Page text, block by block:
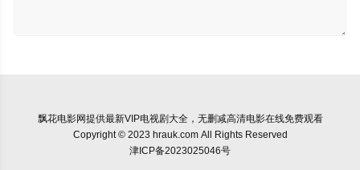
飘花电影网提供最新VIP电视剧大全，无删减高清电影在线免费观看
Copyright © 2023 hrauk.com All Rights Reserved
津ICP备2023025046号